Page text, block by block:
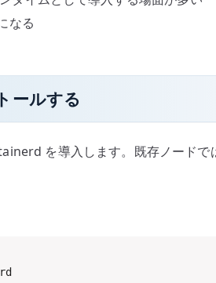
なる
ールする
を導入します。既存ノードで